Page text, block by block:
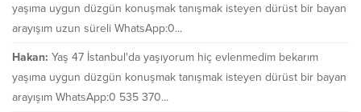
yaşıma uygun düzgün konuşmak tanışmak isteyen dürüst bir bayan
arayışım uzun süreli WhatsApp:0...
Hakan: Yaş 47 İstanbul'da yaşıyorum hiç evlenmedim bekarım
yaşıma uygun düzgün konuşmak tanışmak isteyen dürüst bir bayan
arayışım WhatsApp:0 535 370...